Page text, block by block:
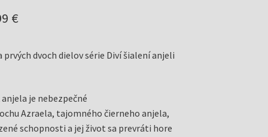
€Aktuálna
je:
prvých dvoch dielov série Diví šialení anjeli
je nebezpečné
Azraela, tajomného čierneho anjela,
schopnosti a jej život sa prevráti hore